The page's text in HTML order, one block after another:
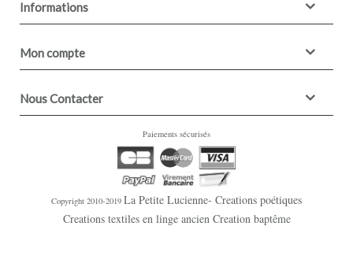
Informations
Mon compte
Nous Contacter
Paiements sécurisés
Copyright 2010-2019 La Petite Lucienne- Creations poétiques
Creations textiles en linge ancien Creation baptême